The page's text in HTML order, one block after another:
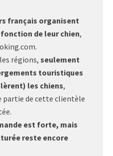
français organisent
de leur chien,
régions, seulement
touristiques
les chiens,
partie de cette clientèle
est forte, mais
reste encore